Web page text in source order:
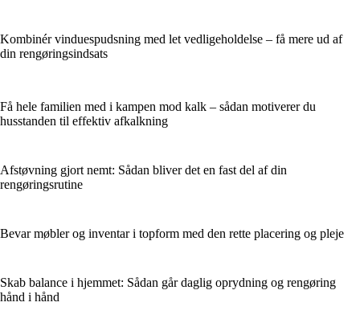
Kombinér vinduespudsning med let vedligeholdelse – få mere ud af
din rengøringsindsats
Få hele familien med i kampen mod kalk – sådan motiverer du
husstanden til effektiv afkalkning
Afstøvning gjort nemt: Sådan bliver det en fast del af din
rengøringsrutine
Bevar møbler og inventar i topform med den rette placering og pleje
Skab balance i hjemmet: Sådan går daglig oprydning og rengøring
hånd i hånd